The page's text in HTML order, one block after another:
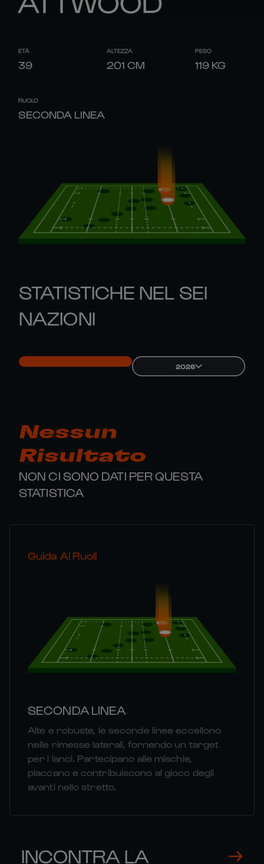
ETÀ
39
ALTEZZA
201 CM
PESO
119 KG
RUOLO
SECONDA LINEA
STATISTICHE NEL SEI
NAZIONI
2026
Nessun
Risultato
NON CI SONO DATI PER QUESTA
STATISTICA
Guida Ai Ruoli
SECONDA LINEA
Alte e robuste, le seconde linee eccellono
nelle rimesse laterali, fornendo un target
per i lanci. Partecipano alle mischie,
placcano e contribuiscono al gioco degli
avanti nello stretto.
INCONTRA LA